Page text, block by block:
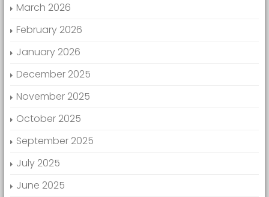
March 2026
February 2026
January 2026
December 2025
November 2025
October 2025
September 2025
July 2025
June 2025